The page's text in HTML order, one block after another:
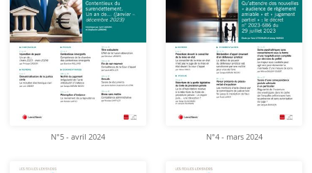
N°5 - avril 2024 N°4 - mars 2024